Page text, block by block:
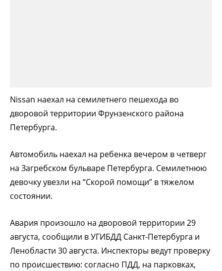
Nissan наехал на семилетнего пешехода во
дворовой территории Фрунзенского района
Петербурга.
Автомобиль наехал на ребенка вечером в четверг
на Загребском бульваре Петербурга. Семилетнюю
девочку увезли на “Скорой помощи” в тяжелом
состоянии.
Авария произошло на дворовой территории 29
августа, сообщили в УГИБДД Санкт-Петербурга и
Ленобласти 30 августа. Инспекторы ведут проверку
по происшествию: согласно ПДД, на парковках,